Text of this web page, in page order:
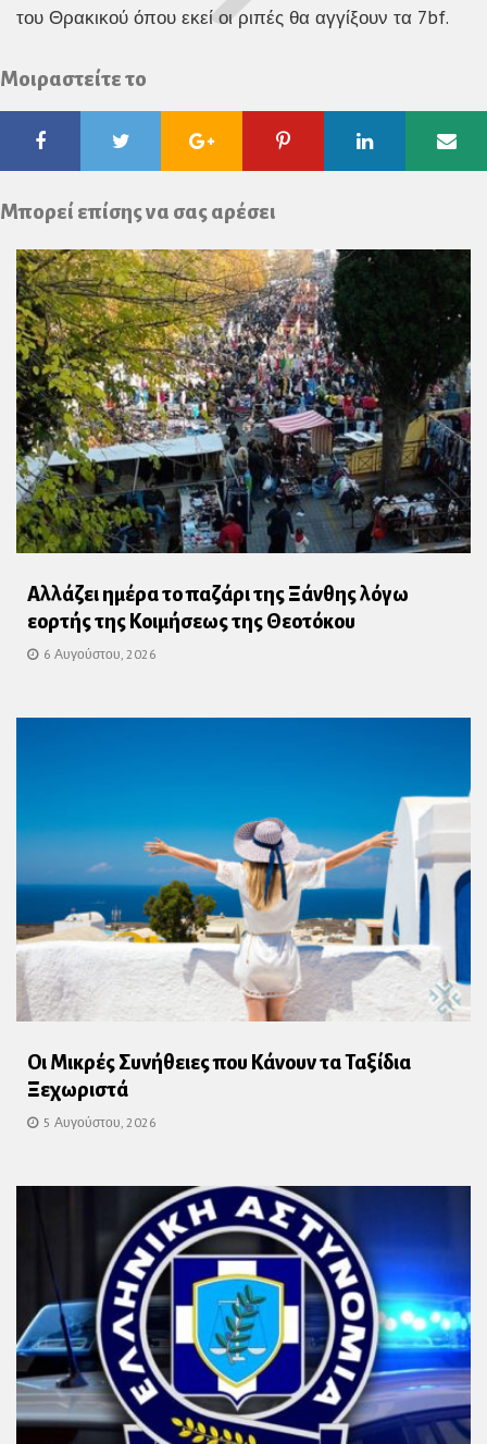
του Θρακικού όπου εκεί οι ριπές θα αγγίξουν τα 7bf.
Μοιραστείτε το
FacebookTwitter Google
Plus
Pinterest Linkedin
Μπορεί επίσης να σας αρέσει
Αλλάζει ημέρα το παζάρι της Ξάνθης λόγω
εορτής της Κοιμήσεως της Θεοτόκου
6 Αυγούστου, 2026
Οι Μικρές Συνήθειες που Κάνουν τα Ταξίδια
Ξεχωριστά
5 Αυγούστου, 2026